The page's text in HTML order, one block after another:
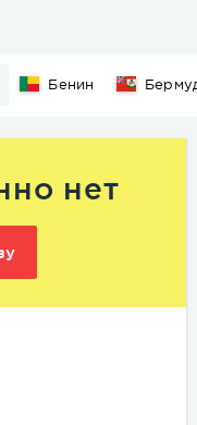
нет
Бенин